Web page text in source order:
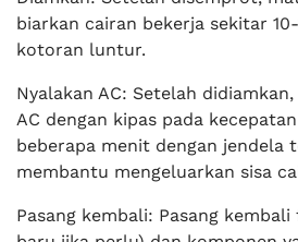
biarkan cairan bekerja sekitar
kotoran luntur.
Nyalakan AC: Setelah
AC dengan kipas pada
beberapa menit dengan jendela
membantu mengeluarkan sisa
Pasang kembali: Pasang